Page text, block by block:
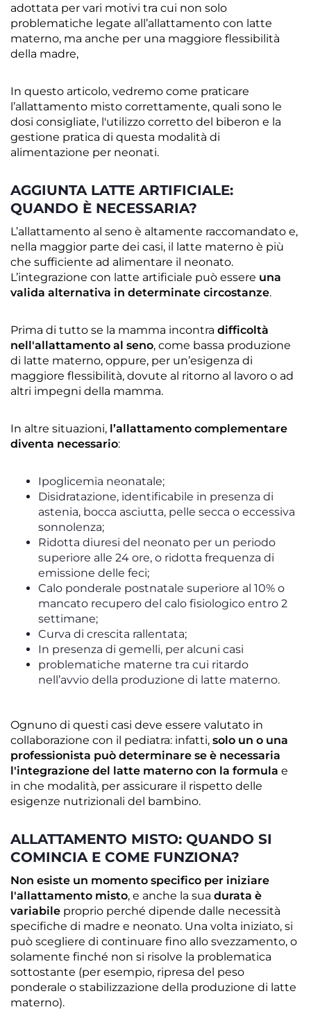
adottata per vari motivi tra cui non solo
problematiche legate all’allattamento con latte
materno, ma anche per una maggiore flessibilità
della madre,
In questo articolo, vedremo come praticare
l’allattamento misto correttamente, quali sono le
dosi consigliate, l'utilizzo corretto del biberon e la
gestione pratica di questa modalità di
alimentazione per neonati.
AGGIUNTA LATTE ARTIFICIALE:
QUANDO È NECESSARIA?
L’allattamento al seno è altamente raccomandato e,
nella maggior parte dei casi, il latte materno è più
che sufficiente ad alimentare il neonato.
L’integrazione con latte artificiale può essere una
valida alternativa in determinate circostanze.
Prima di tutto se la mamma incontra difficoltà
nell'allattamento al seno, come bassa produzione
di latte materno, oppure, per un’esigenza di
maggiore flessibilità, dovute al ritorno al lavoro o ad
altri impegni della mamma.
In altre situazioni, l’allattamento complementare
diventa necessario:
Ipoglicemia neonatale;
Disidratazione, identificabile in presenza di
astenia, bocca asciutta, pelle secca o eccessiva
sonnolenza;
Ridotta diuresi del neonato per un periodo
superiore alle 24 ore, o ridotta frequenza di
emissione delle feci;
Calo ponderale postnatale superiore al 10% o
mancato recupero del calo fisiologico entro 2
settimane;
Curva di crescita rallentata;
In presenza di gemelli, per alcuni casi
problematiche materne tra cui ritardo
nell’avvio della produzione di latte materno.
Ognuno di questi casi deve essere valutato in
collaborazione con il pediatra: infatti, solo un o una
professionista può determinare se è necessaria
l'integrazione del latte materno con la formula e
in che modalità, per assicurare il rispetto delle
esigenze nutrizionali del bambino.
ALLATTAMENTO MISTO: QUANDO SI
COMINCIA E COME FUNZIONA?
Non esiste un momento specifico per iniziare
l'allattamento misto, e anche la sua durata è
variabile proprio perché dipende dalle necessità
specifiche di madre e neonato. Una volta iniziato, si
può scegliere di continuare fino allo svezzamento, o
solamente finché non si risolve la problematica
sottostante (per esempio, ripresa del peso
ponderale o stabilizzazione della produzione di latte
materno).